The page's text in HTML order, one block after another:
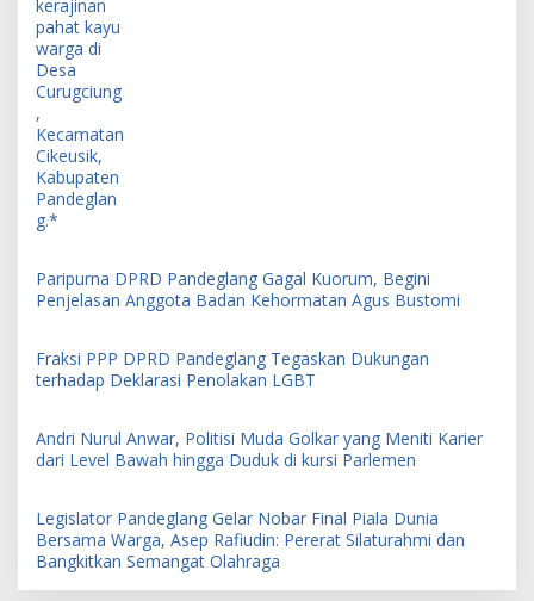
Paripurna DPRD Pandeglang Gagal Kuorum, Begini
Penjelasan Anggota Badan Kehormatan Agus Bustomi
Fraksi PPP DPRD Pandeglang Tegaskan Dukungan
terhadap Deklarasi Penolakan LGBT
Andri Nurul Anwar, Politisi Muda Golkar yang Meniti Karier
dari Level Bawah hingga Duduk di kursi Parlemen
Legislator Pandeglang Gelar Nobar Final Piala Dunia
Bersama Warga, Asep Rafiudin: Pererat Silaturahmi dan
Bangkitkan Semangat Olahraga